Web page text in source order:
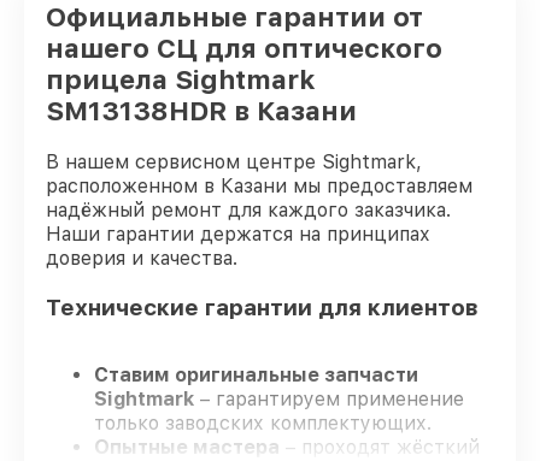
Официальные гарантии от
нашего СЦ для оптического
прицела Sightmark
SM13138HDR в Казани
В нашем сервисном центре Sightmark,
расположенном в Казани мы предоставляем
надёжный ремонт для каждого заказчика.
Наши гарантии держатся на принципах
доверия и качества.
Технические гарантии для клиентов
Ставим оригинальные запчасти
Sightmark – гарантируем применение
только заводских комплектующих.
Опытные мастера – проходят жёсткий